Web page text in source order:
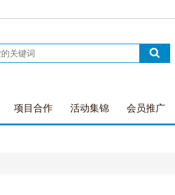
项目合作 活动集锦 会员推广